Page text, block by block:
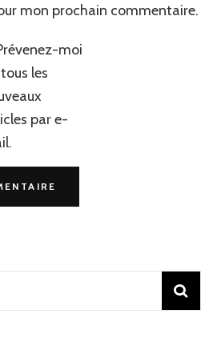
mon prochain commentaire.
moi
les
par e-